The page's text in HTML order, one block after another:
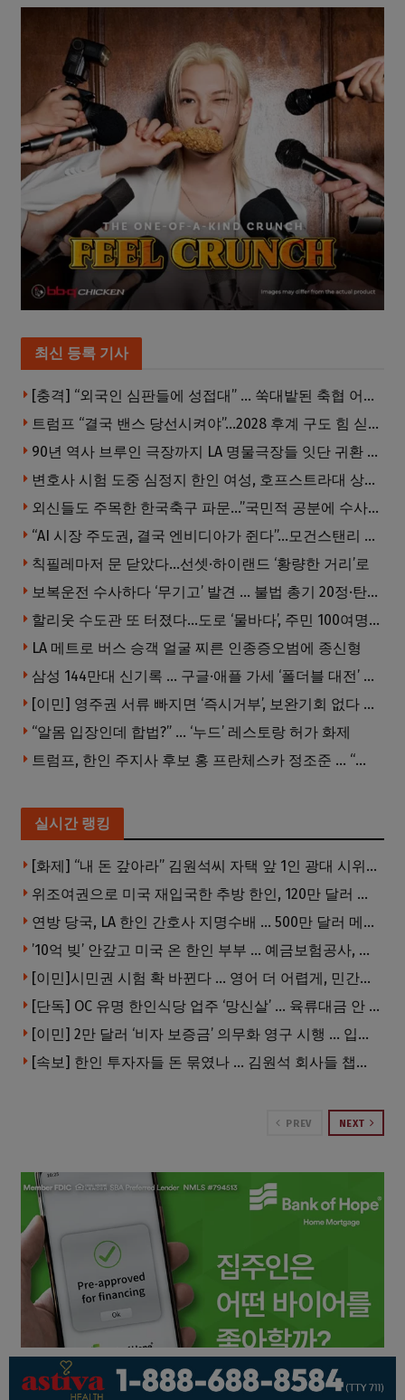
최신 등록 기사
[충격] “외국인 심판들에 성접대” … 쑥대밭된 축협 어디까지 추락하나
트럼프 “결국 밴스 당선시켜야”…2028 후계 구도 힘 싣나
90년 역사 브루인 극장까지 LA 명물극장들 잇단 귀환 … 할리웃 경기 살아났다
변호사 시험 도중 심정지 한인 여성, 호프스트라대 상대 소송
외신들도 주목한 한국축구 파문…”국민적 공분에 수사 재개”
“AI 시장 주도권, 결국 엔비디아가 쥔다”…모건스탠리 장담
칙필레마저 문 닫았다…선셋·하이랜드 ‘황량한 거리’로
보복운전 수사하다 ‘무기고’ 발견 … 불법 총기 20정·탄약 2만 발 압수
할리웃 수도관 또 터졌다…도로 ‘물바다’, 주민 100여명 영향
LA 메트로 버스 승객 얼굴 찌른 인종증오범에 종신형
삼성 144만대 신기록 … 구글·애플 가세 ‘폴더블 대전’ 열린다
[이민] 영주권 서류 빠지면 ‘즉시거부’, 보완기회 없다 … 이민심사 8월부터 확 바뀐다
“알몸 입장인데 합법?” … ‘누드’ 레스토랑 허가 화제
트럼프, 한인 주지사 후보 홍 프란체스카 정조준 … “미치광이다”
실시간 랭킹
[화제] “내 돈 갚아라” 김원석씨 자택 앞 1인 광대 시위 … 한인 투자사, “108만 달러 못받아”
위조여권으로 미국 재입국한 추방 한인, 120만 달러 은행 사기 행각
연방 당국, LA 한인 간호사 지명수배 … 500만 달러 메디캐어 사기, 선고 직전 한국 도주
’10억 빚’ 안갚고 미국 온 한인 부부 … 예금보험공사, 미국서 소송
[이민]시민권 시험 확 바뀐다 … 영어 더 어렵게, 민간시험 도입 추진
[단독] OC 유명 한인식당 업주 ‘망신살’ … 육류대금 안 갚자 식당서 공개추심
[이민] 2만 달러 ‘비자 보증금’ 의무화 영구 시행 … 입국 문턱 더 높아진다.
[속보] 한인 투자자들 돈 묶였나 … 김원석 회사들 챕터7 강제파산·자진파산 잇따라 신청
PREV NEXT